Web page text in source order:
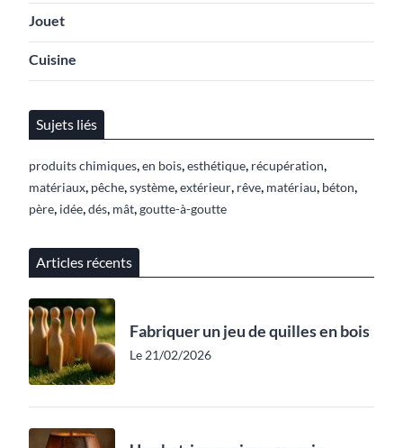
Jouet
Cuisine
Sujets liés
produits chimiques,en bois,esthétique, récupération,
matériaux, pêche,système,extérieur, rêve, matériau, béton,
père, idée,dés, mât,goutte-à-goutte
Articles récents
Fabriquer un jeu de quilles en bois
Le 21/02/2026